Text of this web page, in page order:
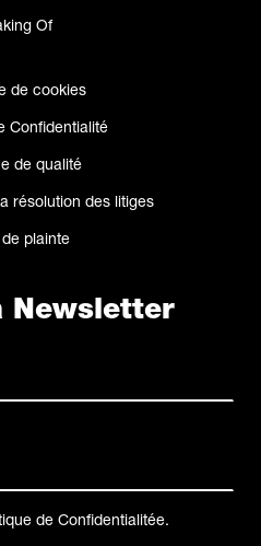
Of
de cookies
Confidentialité
de qualité
résolution des litiges
plainte
Newsletter
de Confidentialitée.